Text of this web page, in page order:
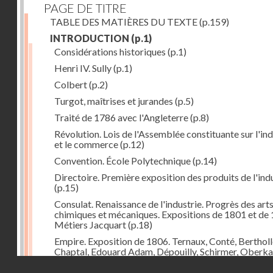
PAGE DE TITRE
TABLE DES MATIÈRES DU TEXTE(p.159)
INTRODUCTION (p.1)
Considérations historiques (p.1)
Henri IV. Sully(p.1)
Colbert(p.2)
Turgot, maîtrises et jurandes (p.5)
Traité de 1786 avec l'Angleterre(p.8)
Révolution. Lois de l'Assemblée constituante sur
et le commerce(p.12)
Convention. École Polytechnique(p.14)
Directoire. Première exposition des produits de
(p.15)
Consulat. Renaissance de l'industrie. Progrès des arts
chimiques et mécaniques. Expositions de 1801 et de
Métiers Jacquart(p.18)
Empire. Exposition de 1806. Ternaux, Conté,
Chaptal, Edouard Adam, Dépouilly, Schirmer,